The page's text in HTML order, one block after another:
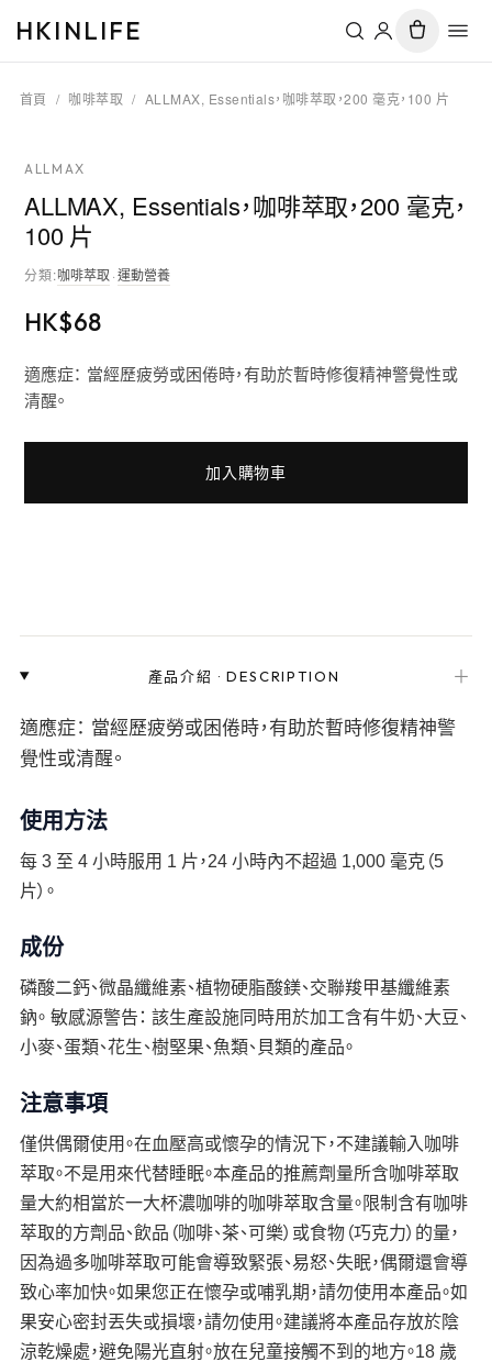
HKINLIFE
首頁 / 咖啡萃取 / ALLMAX, Essentials，咖啡萃取，200 毫克，100 片
ALLMAX
ALLMAX, Essentials，咖啡萃取，200 毫克，
100 片
分類:咖啡萃取 ·運動營養
HK$68
適應症： 當經歷疲勞或困倦時，有助於暫時修復精神警覺性或
清醒。
加入購物車
產品介紹 ·DESCRIPTION ＋
適應症： 當經歷疲勞或困倦時，有助於暫時修復精神警
覺性或清醒。
使用方法
每 3 至 4 小時服用 1 片，24 小時內不超過 1,000 毫克（5
片）。
成份
磷酸二鈣、微晶纖維素、植物硬脂酸鎂、交聯羧甲基纖維素
鈉。 敏感源警告： 該生產設施同時用於加工含有牛奶、大豆、
小麥、蛋類、花生、樹堅果、魚類、貝類的產品。
注意事項
僅供偶爾使用。在血壓高或懷孕的情況下，不建議輸入咖啡
萃取。不是用來代替睡眠。本產品的推薦劑量所含咖啡萃取
量大約相當於一大杯濃咖啡的咖啡萃取含量。限制含有咖啡
萃取的方劑品、飲品（咖啡、茶、可樂）或食物（巧克力）的量，
因為過多咖啡萃取可能會導致緊張、易怒、失眠，偶爾還會導
致心率加快。如果您正在懷孕或哺乳期，請勿使用本產品。如
果安心密封丟失或損壞，請勿使用。建議將本產品存放於陰
涼乾燥處，避免陽光直射。放在兒童接觸不到的地方。18 歲